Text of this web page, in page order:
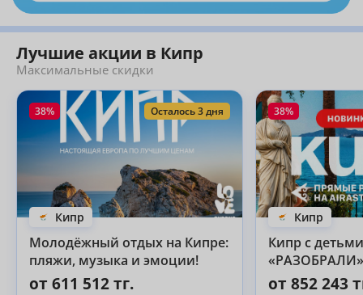
Лучшие акции в Кипр
Максимальные скидки
38% Осталось 3 дня
Кипр
Молодёжный отдых на Кипре:
пляжи, музыка и эмоции!
от 611 512 тг.
38%
Кипр
Кипр с детьми — ПОКА ЕГО
от 852 243